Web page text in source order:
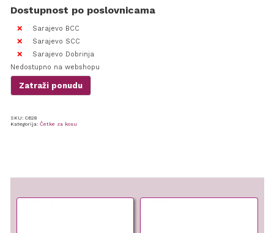
Dostupnost po poslovnicama
Sarajevo BCC
Sarajevo SCC
Sarajevo Dobrinja
Nedostupno na webshopu
Zatraži ponudu
SKU: C628
Kategorija: Četke za kosu